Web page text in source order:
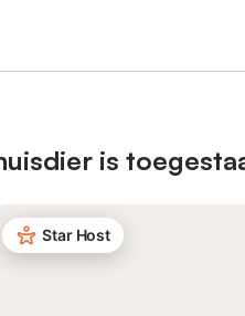
is
Star Host